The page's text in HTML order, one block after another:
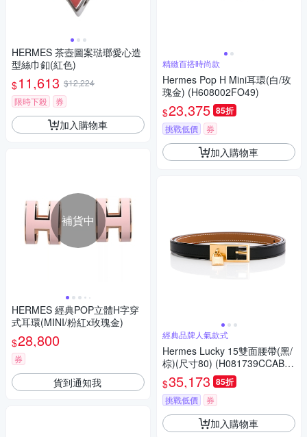
HERMES 茶壺圖案琺瑯愛心造
型絲巾釦(紅色)
$11,613 $12,224
限時下殺
券
加入購物車
補貨中
HERMES 經典POP立體H字穿
式耳環(MINI/粉紅x玫瑰金)
$28,800
券
貨到通知我
精緻百搭時尚款
Hermes Pop H Mini耳環(白/玫
瑰金) (H608002FO49)
$23,375 85折
挑戰低價 券
加入購物車
經典品牌人氣款式
Hermes Lucky 15雙面腰帶(黑/
棕)(尺寸80) (H081739CCAB08
0)
$35,173 85折
挑戰低價 券
加入購物車